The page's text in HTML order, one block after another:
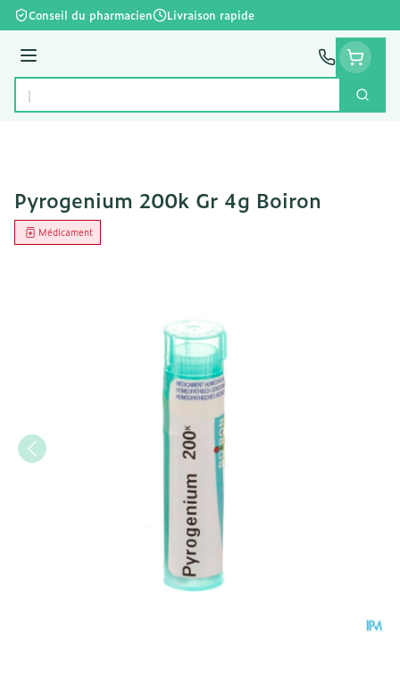
Aller au contenu
Conseil du pharmacien Livraison rapide
Menu
Rechercher
Pyrogenium 200k Gr 4g Boiron
Médicament